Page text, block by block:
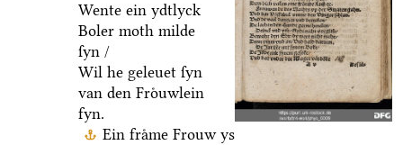
Wente ein ydtlyck
Boler moth milde
ſyn /
Wil he geleuet ſyn
van den Froͤuwlein
fyn.
Ein fraͤme Frouw ys